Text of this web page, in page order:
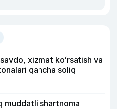
xizmat koʻrsatish va
qancha soliq
muddatli shartnoma